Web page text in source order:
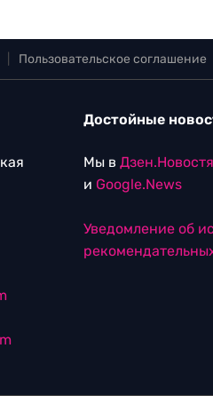
Пользовательское соглашение
Достойные
Мы в
и Google.News
Уведомление об